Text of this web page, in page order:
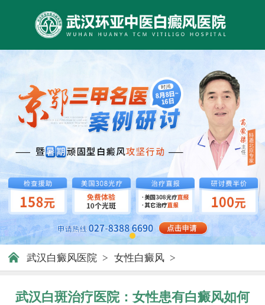
武汉白癜风医院 > 女性白癜风 >
武汉白斑治疗医院：女性患有白癜风如何